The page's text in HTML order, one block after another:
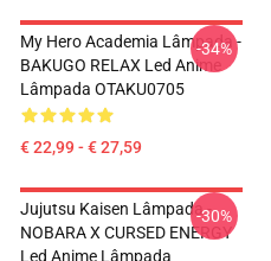
My Hero Academia Lâmpada -
BAKUGO RELAX Led Anime
Lâmpada OTAKU0705
€ 22,99 - € 27,59
-34%
Jujutsu Kaisen Lâmpada -
NOBARA X CURSED ENERGY
Led Anime Lâmpada
-30%